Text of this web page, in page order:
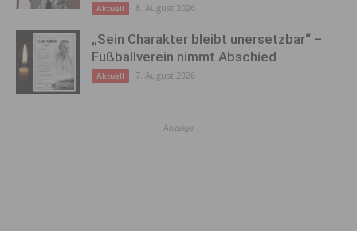
Aktuell 8. August 2026
„Sein Charakter bleibt unersetzbar“ –
Fußballverein nimmt Abschied
Aktuell 7. August 2026
Anzeige